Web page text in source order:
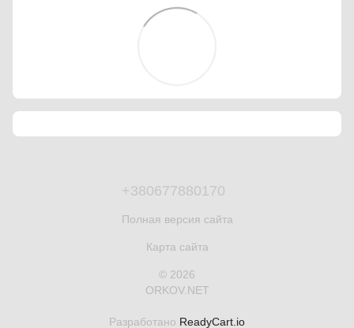
+380677880170
Полная версия сайта
Карта сайта
© 2026
ORKOV.NET
Разработано ReadyCart.io